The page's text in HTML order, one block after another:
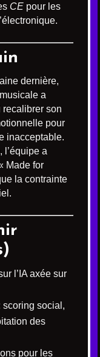
CE pour les
dernière,
a
recalibrer son
pour
inacceptable.
l’équipe a
Made for
la contrainte
l’IA axée sur
scoring social,
des
pour les